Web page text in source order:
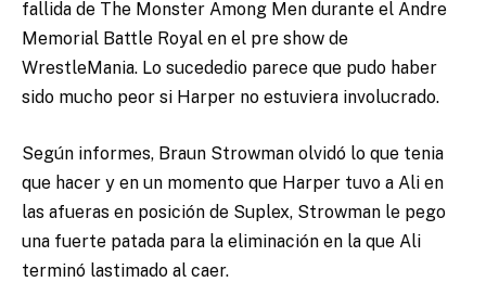
fallida de The Monster Among Men durante el Andre
Memorial Battle Royal en el pre show de
WrestleMania. Lo sucededio parece que pudo haber
sido mucho peor si Harper no estuviera involucrado.
Según informes, Braun Strowman olvidó lo que tenia
que hacer y en un momento que Harper tuvo a Ali en
las afueras en posición de Suplex, Strowman le pego
una fuerte patada para la eliminación en la que Ali
terminó lastimado al caer.